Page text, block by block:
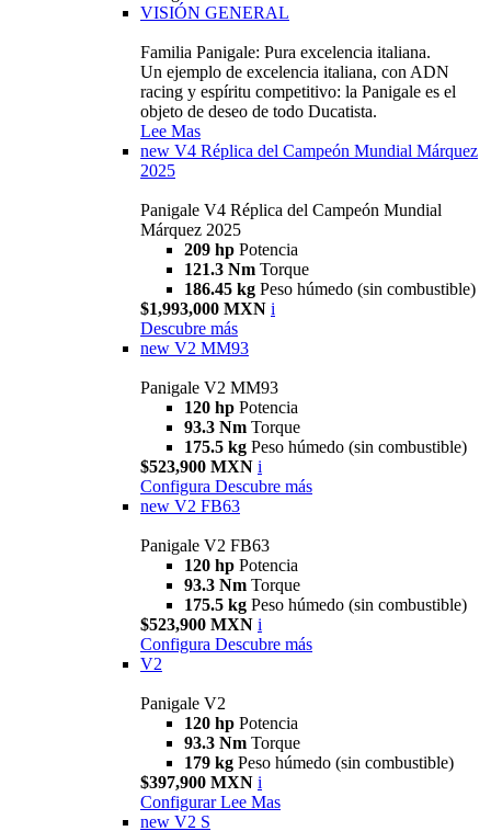
VISIÓN GENERAL
Familia Panigale: Pura excelencia italiana.
Un ejemplo de excelencia italiana, con ADN
racing y espíritu competitivo: la Panigale es el
objeto de deseo de todo Ducatista.
Lee Mas
new V4 Réplica del Campeón Mundial Márquez
2025
Panigale V4 Réplica del Campeón Mundial
Márquez 2025
209 hp Potencia
121.3 Nm Torque
186.45 kg Peso húmedo (sin combustible)
$1,993,000 MXN i
Descubre más
new V2 MM93
Panigale V2 MM93
120 hp Potencia
93.3 Nm Torque
175.5 kg Peso húmedo (sin combustible)
$523,900 MXN i
Configura Descubre más
new V2 FB63
Panigale V2 FB63
120 hp Potencia
93.3 Nm Torque
175.5 kg Peso húmedo (sin combustible)
$523,900 MXN i
Configura Descubre más
V2
Panigale V2
120 hp Potencia
93.3 Nm Torque
179 kg Peso húmedo (sin combustible)
$397,900 MXN i
Configurar Lee Mas
new V2 S